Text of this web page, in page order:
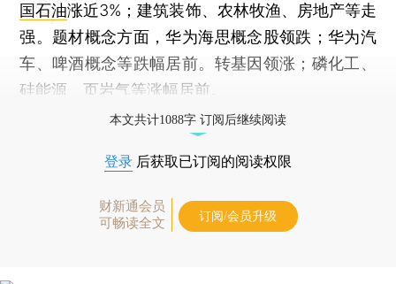
国石油涨近3%；建筑装饰、农林牧渔、房地产等走
强。题材概念方面，华为海思概念股领跌；华为汽
车、啤酒概念等跌幅居前。转基因领涨；磷化工、
硅能源、页岩气等涨幅居前。
本文共计1088字 订阅后继续阅读
登录 后获取已订阅的阅读权限
财新通会员
可畅读全文
订阅/会员升级